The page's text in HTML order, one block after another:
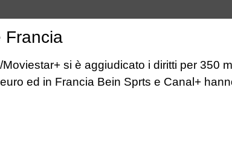
Francia
Moviestar+ si è aggiudicato i diritti per 350
ed in Francia Bein Sprts e Canal+